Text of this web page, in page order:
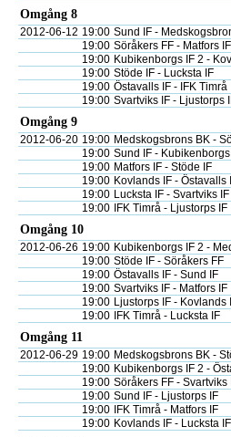
Omgång 8
2012-06-12 19:00 Sund IF -
19:00 Söråkers FF - Matfors IF
19:00 Kubikenborgs IF 2 -
19:00 Stöde IF - Lucksta IF
19:00 Östavalls IF - IFK Timrå
19:00 Svartviks IF - Ljustorps
Omgång 9
2012-06-20 19:00 Medskogsbrons BK -
19:00 Sund IF - Kubikenborgs
19:00 Matfors IF - Stöde IF
19:00 Kovlands IF - Östavalls
19:00 Lucksta IF - Svartviks IF
19:00
IFK Timrå - Ljustorps IF
Omgång 10
2012-06-26 19:00 Kubikenborgs IF 2 -
19:00 Stöde IF - Söråkers FF
19:00 Östavalls IF - Sund IF
19:00 Svartviks IF - Matfors IF
19:00 Ljustorps IF - Kovlands
19:00
IFK Timrå - Lucksta IF
Omgång 11
2012-06-29 19:00 Medskogsbrons BK -
19:00 Kubikenborgs IF 2 -
19:00 Söråkers FF - Svartviks
19:00 Sund IF - Ljustorps IF
19:00
IFK Timrå - Matfors IF
19:00 Kovlands IF - Lucksta IF